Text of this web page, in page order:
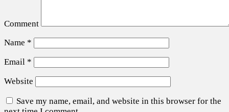
Comment
Name *
Email *
Website
Save my name, email, and website in this browser for the